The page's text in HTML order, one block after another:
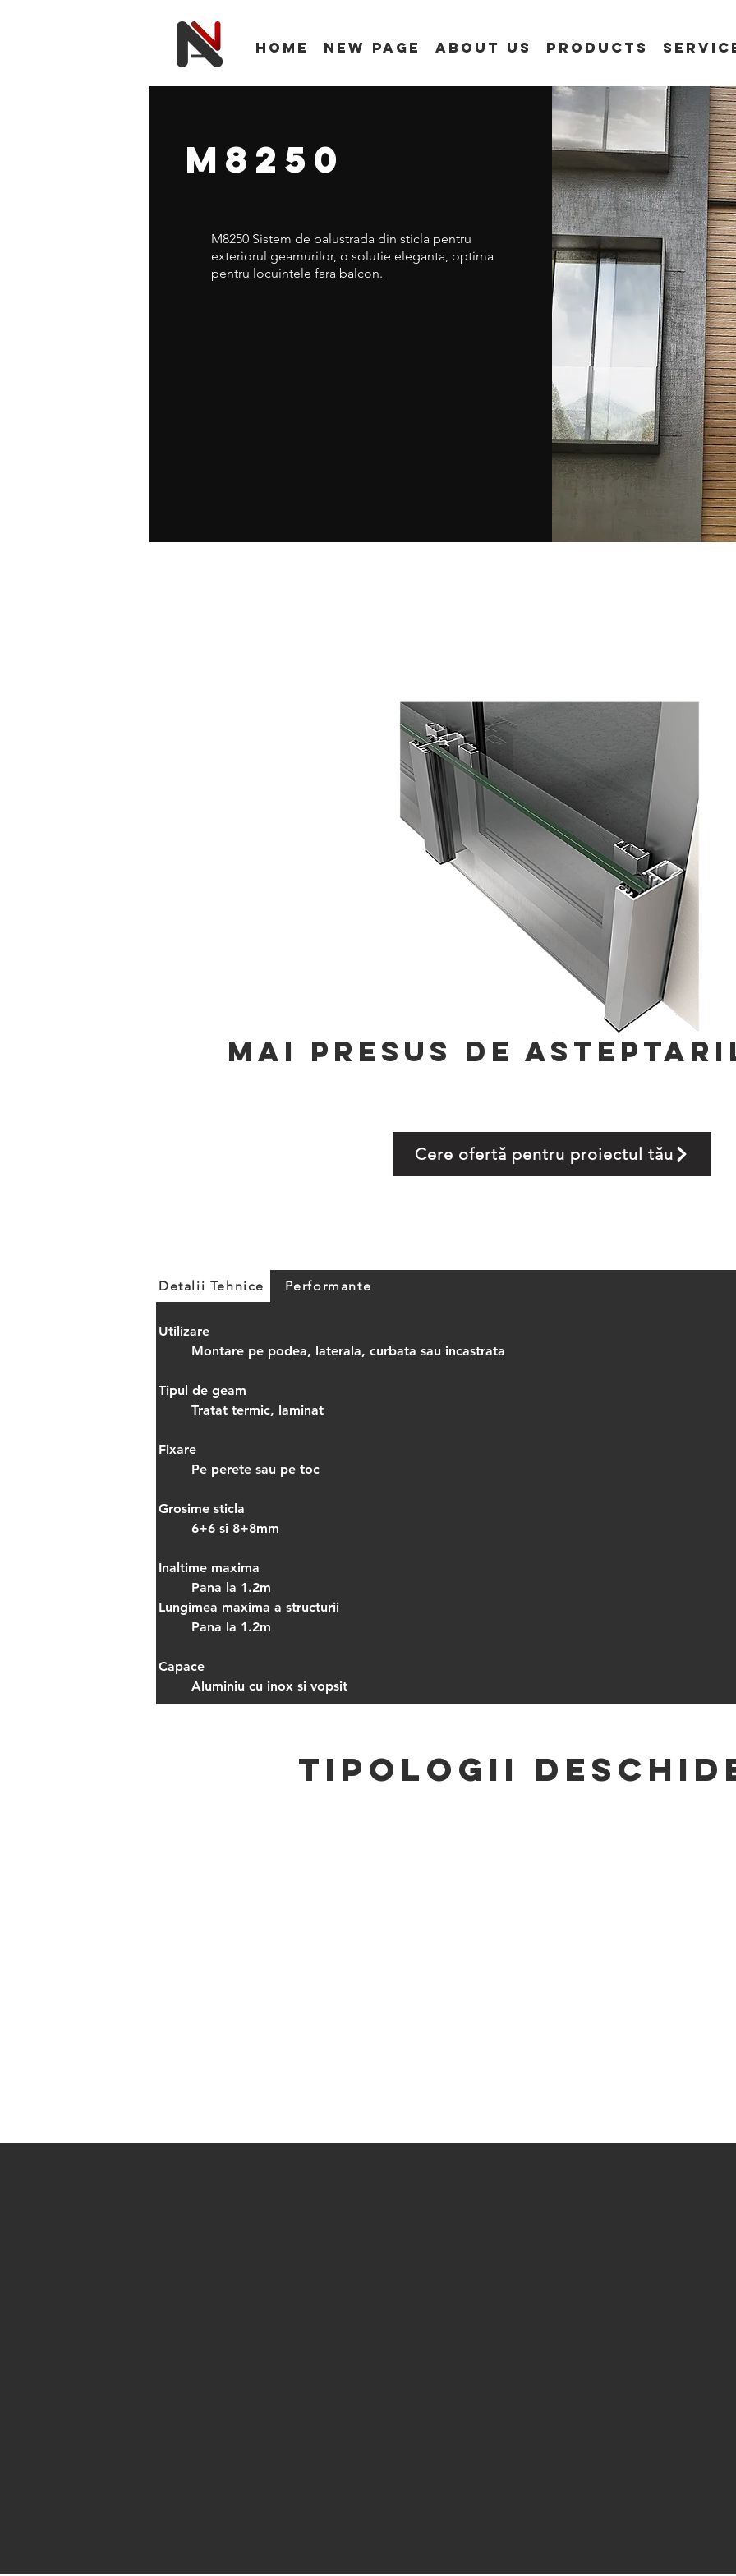
Home New Page About us Products
M8250
M8250 Sistem de balustrada din sticla pentru
exteriorul geamurilor, o solutie eleganta, optima
pentru locuintele fara balcon.
Mai presus de
Cere ofertă pentru proiectul tău
Detalii Tehnice Performante
Utilizare
	Montare pe podea, laterala, curbata sau incastrata
Tipul de geam
	Tratat termic, laminat
Fixare
	Pe perete sau pe toc
Grosime sticla
	6+6 si 8+8mm
Inaltime maxima
	Pana la 1.2m
Lungimea maxima a structurii
	Pana la 1.2m
Capace
	Aluminiu cu inox si vopsit
TIPOLOGII